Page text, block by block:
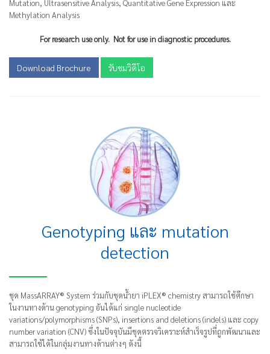
Mutation, Ultrasensitive Analysis, Quantitative Gene Expression และ
Methylation Analysis
For research use only. Not for use in diagnostic procedures.
Download Brochure รับชมวิดีโอ
Genotyping และ mutation
detection
ชุด MassARRAY® System ร่วมกับชุดน้ำยา iPLEX® chemistry สามารถใช้ศึกษา
ในงานทางด้าน genotyping อันได้แก่ single nucleotide
variations/polymorphisms (SNPs), insertions and deletions (indels) และ copy
number variation (CNV) ซึ่งในปัจจุบันมีชุดตรวจวิเคราะห์สำเร็จรูปที่ถูกพัฒนาและ
สามารถใช้ได้ในกลุ่มงานทางด้านต่างๆ ดังนี้